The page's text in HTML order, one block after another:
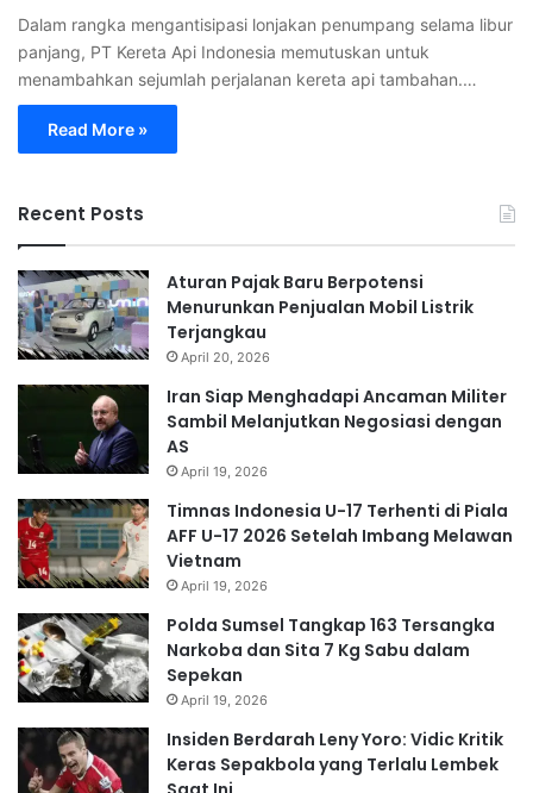
Dalam rangka mengantisipasi lonjakan penumpang selama libur
panjang, PT Kereta Api Indonesia memutuskan untuk
menambahkan sejumlah perjalanan kereta api tambahan.…
Read More »
Recent Posts
Aturan Pajak Baru Berpotensi
Menurunkan Penjualan Mobil Listrik
Terjangkau
April 20, 2026
Iran Siap Menghadapi Ancaman Militer
Sambil Melanjutkan Negosiasi dengan
AS
April 19, 2026
Timnas Indonesia U-17 Terhenti di Piala
AFF U-17 2026 Setelah Imbang Melawan
Vietnam
April 19, 2026
Polda Sumsel Tangkap 163 Tersangka
Narkoba dan Sita 7 Kg Sabu dalam
Sepekan
April 19, 2026
Insiden Berdarah Leny Yoro: Vidic Kritik
Keras Sepakbola yang Terlalu Lembek